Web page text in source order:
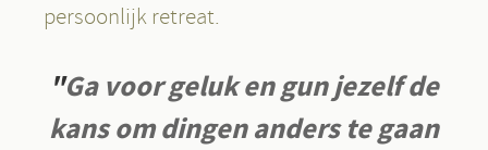
persoonlijk retreat.
"Ga voor geluk en gun jezelf de
kans om dingen anders te gaan